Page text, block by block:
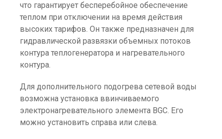
что гарантирует бесперебойное обеспечение
теплом при отключении на время действия
высоких тарифов. Он также предназначен для
гидравлической развязки объемных потоков
контура теплогенератора и нагревательного
контура.
Для дополнительного подогрева сетевой воды
возможна установка ввинчиваемого
электронагревательного элемента BGC. Его
можно установить справа или слева.